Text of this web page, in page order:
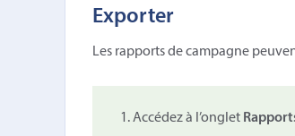
Exporter
Les rapports de campagne
Accédez à l’onglet